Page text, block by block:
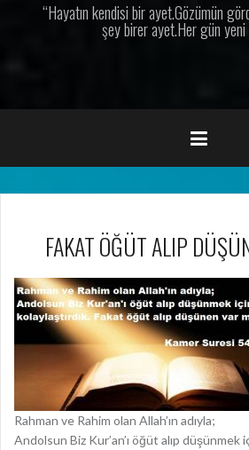
“Hayatın kendisi bir ayet.Gözümün
şey birer ayet.Her gün yeni
FAKAT ÖĞÜT ALIP
Rahman ve Rahim olan Allah’ın adıyla;
Andolsun Biz Kur’an’ı öğüt alıp düşünmek